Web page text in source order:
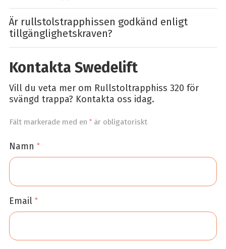
Är rullstolstrapphissen godkänd enligt
tillgänglighetskraven?
Kontakta Swedelift
Vill du veta mer om Rullstoltrapphiss 320 för
svängd trappa? Kontakta oss idag.
Fält markerade med en * är obligatoriskt
Namn *
Email *